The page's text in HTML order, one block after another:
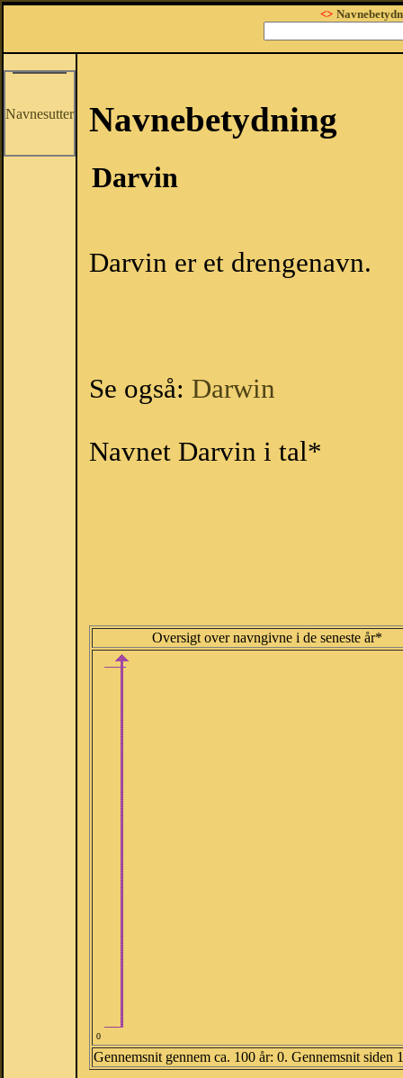
<>
Navnesutter Navnebetydning
Darvin
Darvin er et drengenavn.
Se også: Darwin
Navnet Darvin i tal*
Oversigt over navngivne i de seneste år*
0
Gennemsnit gennem ca. 100 år: 0. Gennemsnit siden